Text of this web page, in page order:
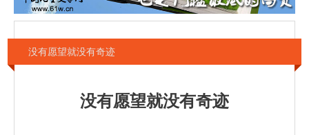
没有愿望就没有奇迹
没有愿望就没有奇迹